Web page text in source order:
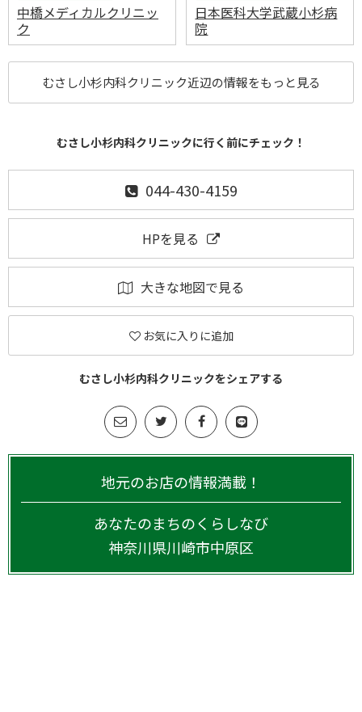
中橋メディカルクリニッ
ク
日本医科大学武蔵小杉病
院
むさし小杉内科クリニック近辺の情報をもっと見る
むさし小杉内科クリニックに行く前にチェック！
044-430-4159
HPを見る
大きな地図で見る
お気に入りに追加
むさし小杉内科クリニックをシェアする
地元のお店の情報満載！
あなたのまちのくらしなび
神奈川県川崎市中原区